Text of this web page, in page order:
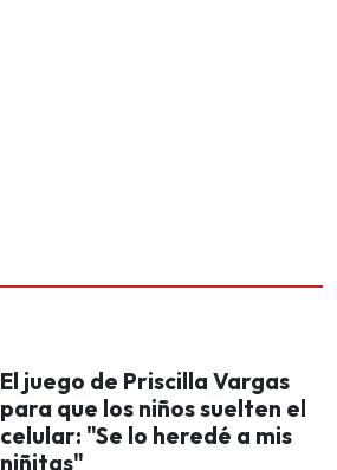
El juego de Priscilla Vargas
para que los niños suelten el
celular: "Se lo heredé a mis
niñitas"